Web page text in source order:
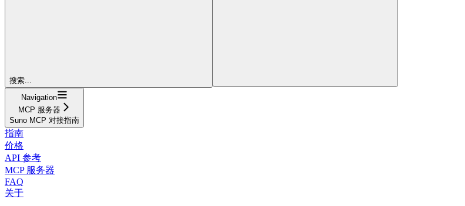
搜索...
Navigation
MCP 服务器
Suno MCP 对接指南
指南
价格
API 参考
MCP 服务器
FAQ
关于